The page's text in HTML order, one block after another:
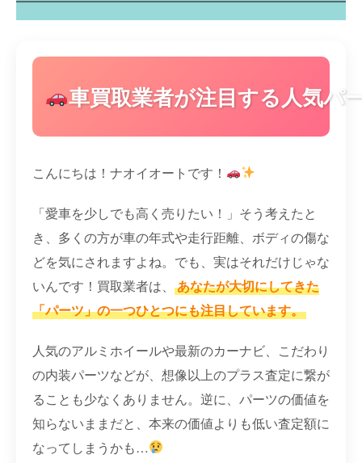
車買取業者が注目する人気パ
こんにちは！ナオイオートです！
「愛車を少しでも高く売りたい！」そう考えたと
き、多くの方が車の年式や走行距離、ボディの傷な
どを気にされますよね。でも、実はそれだけじゃな
いんです！買取業者は、
あなたが大切にしてきた
「パーツ」の一つひとつにも注目しています。
人気のアルミホイールや最新のカーナビ、こだわり
の内装パーツなどが、想像以上のプラス査定に繋が
ることも少なくありません。逆に、パーツの価値を
知らないままだと、本来の価値よりも低い査定額に
なってしまうかも…